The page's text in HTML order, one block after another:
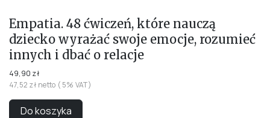
Empatia. 48 ćwiczeń, które nauczą
dziecko wyrażać swoje emocje, rozumieć
innych i dbać o relacje
49,90 zł
47,52 zł netto ( 5% VAT)
Do koszyka